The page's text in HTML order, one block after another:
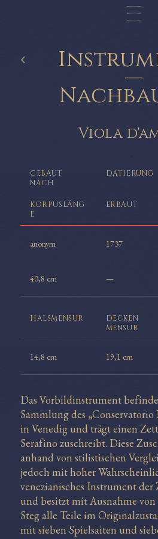
‹
—
Viola
GEBAUT
NACH
DATIERUNG
KORPUSLÄNG
E
ERBAUT
anonym 1737
40,8 cm —
HALSMENSUR
DECKEN
MENSUR
14,8 cm 19,1 cm
Das Vorbildinstrument
Sammlung des
in Venedig und trägt einen
Serafino zuschreibt. Diese
anhand von stilistischen
jedoch mit hoher
venezianisches Instrument
und besitzt mit Ausnahme
Steg alle Teile im
mit sieben Spielsaiten und